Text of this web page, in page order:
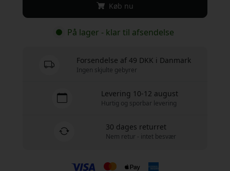
Køb nu
På lager - klar til afsendelse
Forsendelse af 49 DKK i Danmark
Ingen skjulte gebyrer
Levering 10-12 august
Hurtig og sporbar levering
30 dages returret
Nem retur - intet besvær